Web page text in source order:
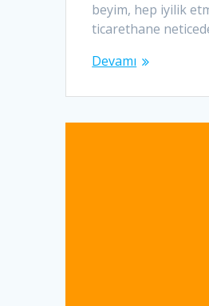
beyim, hep iyilik
ticarethane
Devamı